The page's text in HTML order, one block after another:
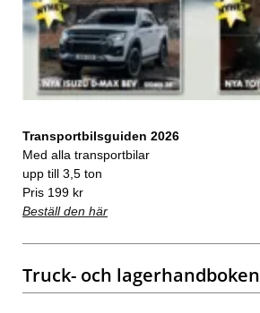
Transportbilsguiden 2026
Med alla transportbilar
upp till 3,5 ton
Pris 199 kr
Beställ den här
Truck- och lagerhandboken